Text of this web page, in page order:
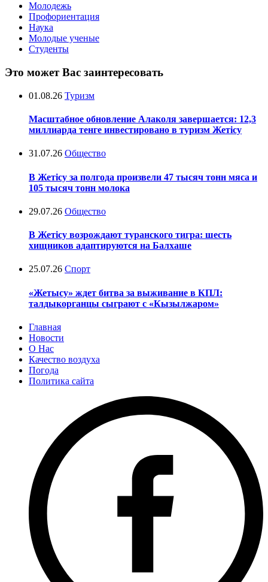
Молодежь
Профориентация
Наука
Молодые ученые
Студенты
Это может Вас заинтересовать
01.08.26 Туризм
Масштабное обновление Алаколя завершается: 12,3
миллиарда тенге инвестировано в туризм Жетісу
31.07.26 Общество
В Жетісу за полгода произвели 47 тысяч тонн мяса и
105 тысяч тонн молока
29.07.26 Общество
В Жетісу возрождают туранского тигра: шесть
хищников адаптируются на Балхаше
25.07.26 Спорт
«Жетысу» ждет битва за выживание в КПЛ:
талдыкорганцы сыграют с «Кызылжаром»
Главная
Новости
О Нас
Качество воздуха
Погода
Политика сайта